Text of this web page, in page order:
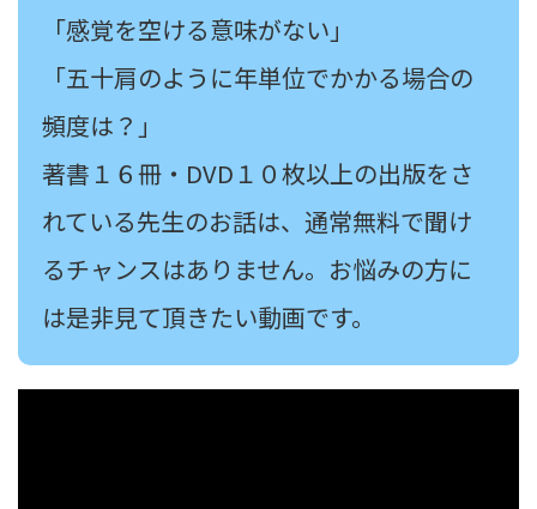
「感覚を空ける意味がない」
「五十肩のように年単位でかかる場合の
頻度は？」
著書１６冊・DVD１０枚以上の出版をさ
れている先生のお話は、通常無料で聞け
るチャンスはありません。お悩みの方に
は是非見て頂きたい動画です。